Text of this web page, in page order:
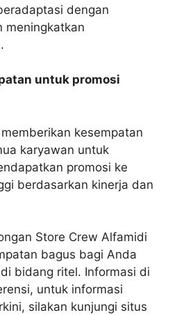
dengan
meningkatkan
untuk promosi
kesempatan
karyawan untuk
promosi ke
berdasarkan kinerja dan
Store Crew Alfamidi
bagus bagi Anda
bidang ritel. Informasi di
untuk informasi
silakan kunjungi situs